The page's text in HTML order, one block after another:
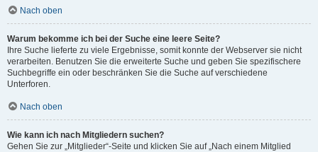
Nach oben
Warum bekomme ich bei der Suche eine leere Seite?
Ihre Suche lieferte zu viele Ergebnisse, somit konnte der Webserver sie nicht
verarbeiten. Benutzen Sie die erweiterte Suche und geben Sie spezifischere
Suchbegriffe ein oder beschränken Sie die Suche auf verschiedene
Unterforen.
Nach oben
Wie kann ich nach Mitgliedern suchen?
Gehen Sie zur „Mitglieder“-Seite und klicken Sie auf „Nach einem Mitglied